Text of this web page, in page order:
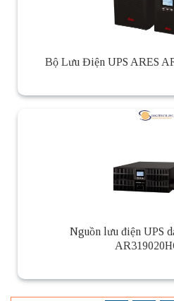
Bộ Lưu Điện UPS ARES
Nguồn lưu điện UPS